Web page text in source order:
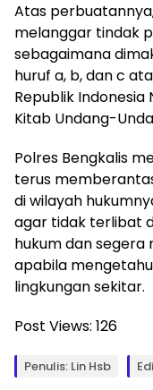
Atas
melanggar tindak
sebagaimana
huruf a, b, dan c
Republik Indonesia
Kitab Undang-
Polres Bengkalis
terus
di wilayah
agar tidak terlibat
hukum dan
apabila
lingkungan sekitar.
Post Views: 126
Penulis: Lin Hsb